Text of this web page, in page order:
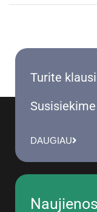
Turite
Susisiekime
DAUGIAU